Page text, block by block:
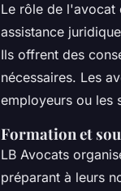
Le rôle de l'avocat
assistance
Ils offrent des
nécessaires. Les
employeurs ou les
Formation et
LB Avocats
préparant à leurs